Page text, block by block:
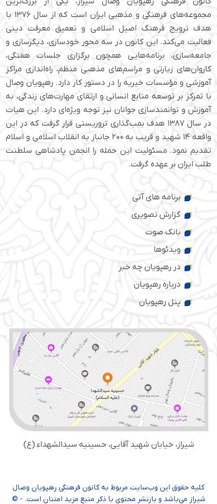
مجموعه‌های فرهنگی و مذهبی ایران است که از سال ۱۳۷۶ با
هدف ترویج فرهنگ اصیل اسلامی و تعمیق معرفت دینی
فعالیت می‌کند. این کانون در سه محور خودسازی، دیگرسازی و
جامعه‌سازی، برنامه‌هایی همچون برگزاری جلسات هفتگی،
کاروان‌های زیارتی و مراسم‌های مذهبی منظم، راه‌اندازی مراکز
آموزشی و مؤسسات خیریه را در دستور کار دارد. رهپویان وصال
با تمرکز بر توسعه منابع انسانی و ارتقای مهارت‌های زندگی، به
آموزش و توانمندسازی جوانان نیز توجه ویژه‌ای دارد. این هیات
در سال ۱۳۸۷ هدف بمب‌گذاری تروریستی قرار گرفت که در این
واقعه ۱۴ شهید و قریب به ۲۰۰ جانباز به انقلاب اسلامی و اسلام
تقدیم نمود. مسئولیت این حمله را انجمن پادشاهی سلطنت
طلب ایران بر عهده گرفت.
برنامه های آتی
گزارش تصویری
بانک صوت
ویدئوها
در رهپویان چه خبر
درباره رهپویان
پنل رهپویان
شیراز، خیابان شهید آقایی، حسینیه سید‌الشهداء (ع)
کلیه حقوق این وب‌سایت مربوط به کانون فرهنگی رهپویان وصال
شیراز می‌باشد و بازنشر محتوی با ذکر منبع مزید امتنان است. - ©